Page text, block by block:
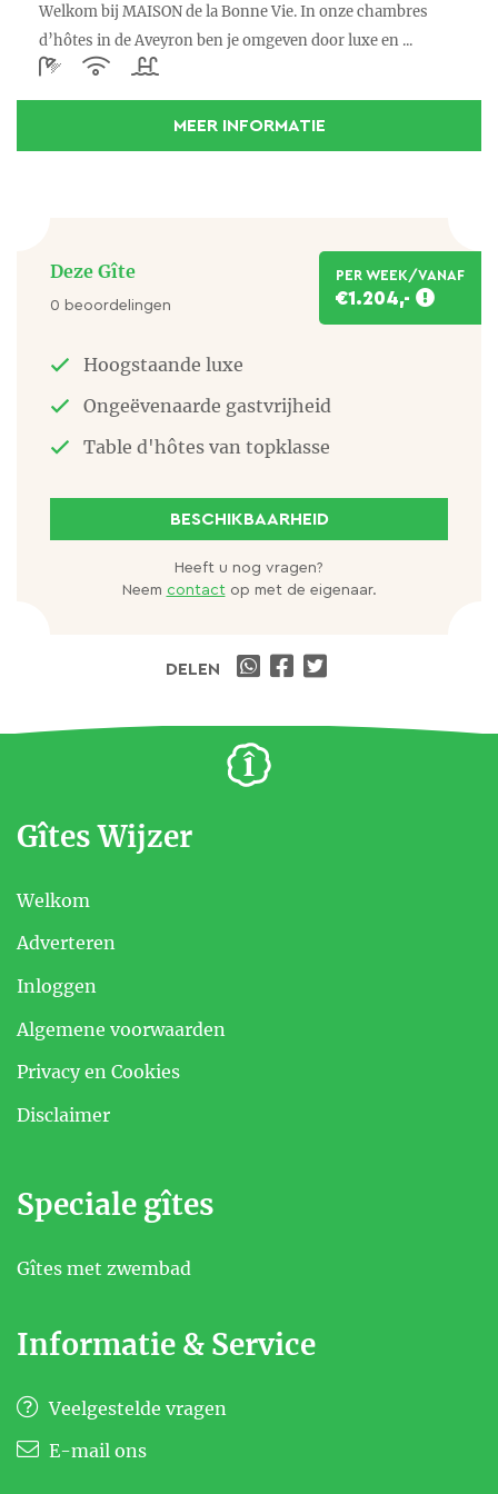
regelen.
WIJN
rood, rosé of wit. De wijngaarden liggen op de steile
Voor de rode wijn worden de Fer Servadou en Gamay
gebruikt. Voor de witte wijn de Chenin blanc.
Estaing is bovendien een mooi plaatsje om te
bezoeken met het historisch monument Chateau
ROUTES
We hebben een paar routes uitgestippeld die je zou
geven je graag tips om een dagje weg nog leuker en
Welkom bij MAISON de la Bonne Vie. In onze chambres
d’hôtes in de Aveyron ben je omgeven door luxe en ...
MEER INFORMATIE
Deze Gîte
0 beoordelingen
PER WEEK/VANAF
€1.204,-
Hoogstaande luxe
Ongeëvenaarde gastvrijheid
Table d'hôtes van topklasse
BESCHIKBAARHEID
Heeft u nog vragen?
Neem contactop met de eigenaar.
DELEN
Gîtes Wijzer
Welkom
Adverteren
Inloggen
Algemene voorwaarden
Privacy en Cookies
Disclaimer
Speciale gîtes
Gîtes met zwembad
Informatie & Service
Veelgestelde vragen
E-mail ons